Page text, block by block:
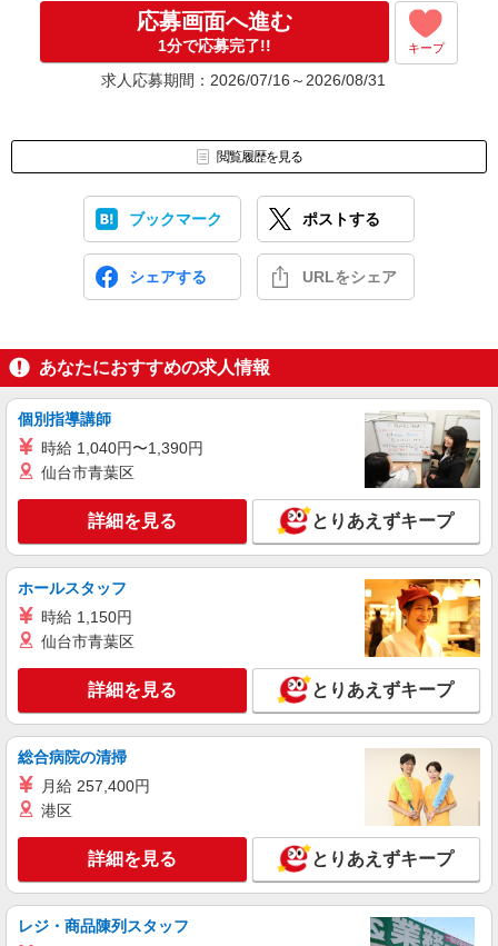
応募画面へ進む
1分で応募完了!! キープ
求人応募期間：2026/07/16～2026/08/31
閲覧履歴を見る
ブックマーク ポストする
シェアする URLをシェア
あなたにおすすめの求人情報
個別指導講師
時給 1,040円〜1,390円
仙台市青葉区
詳細を見る とりあえずキープ
ホールスタッフ
時給 1,150円
仙台市青葉区
詳細を見る とりあえずキープ
総合病院の清掃
月給 257,400円
港区
詳細を見る とりあえずキープ
レジ・商品陳列スタッフ